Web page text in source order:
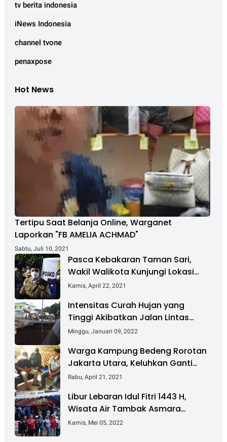
tv berita indonesia
iNews Indonesia
channel tvone
penaxpose
Hot News
Tertipu Saat Belanja Online, Warganet
Laporkan "FB AMELIA ACHMAD"
Sabtu, Juli 10, 2021
Pasca Kebakaran Taman Sari,
Wakil Walikota Kunjungi Lokasi
Kebakaran Dan Salurkan Bantuan
Kamis, April 22, 2021
Intensitas Curah Hujan yang
Tinggi Akibatkan Jalan Lintas
Sumatera Nyaris Putus
Minggu, Januari 09, 2022
Warga Kampung Bedeng Rorotan
Jakarta Utara, Keluhkan Ganti
Rugi Pembebasan Lahan Tol
Rabu, April 21, 2021
Libur Lebaran Idul Fitri 1443 H,
Wisata Air Tambak Asmara
Kotabaru Dipadati Ribuan
Kamis, Mei 05, 2022